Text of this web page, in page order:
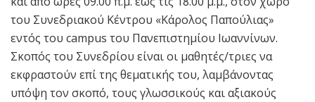
του Συνεδριακού Κέντρου «Κάρολος Παπούλιας»
εντός του campus του Πανεπιστημίου Ιωαννίνων.
Σκοπός του Συνεδρίου είναι οι μαθητές/τριες να
εκφραστούν επί της θεματικής του, λαμβάνοντας
υπόψη τον σκοπό, τους γλωσσικούς και αξιακούς